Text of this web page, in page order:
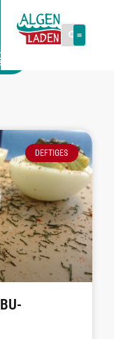
DEFTIGES